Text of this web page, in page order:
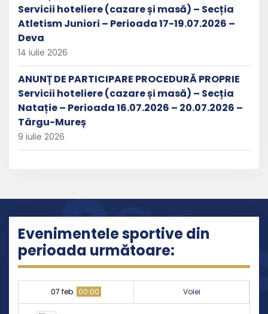
Servicii hoteliere (cazare și masă) – Secția
Atletism Juniori – Perioada 17-19.07.2026 –
Deva
14 iulie 2026
ANUNȚ DE PARTICIPARE PROCEDURĂ PROPRIE
Servicii hoteliere (cazare și masă) – Secția
Natație – Perioada 16.07.2026 – 20.07.2026 –
Târgu-Mureș
9 iulie 2026
Evenimentele sportive din
perioada următoare:
07 feb. 00:00 Volei